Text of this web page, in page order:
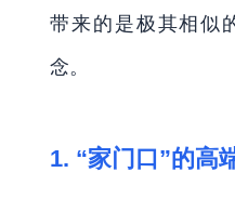
带来的是极其相似
念。
1. “家门口”的高